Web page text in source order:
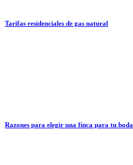
Tarifas residenciales de gas natural
Razones para elegir una finca para tu boda